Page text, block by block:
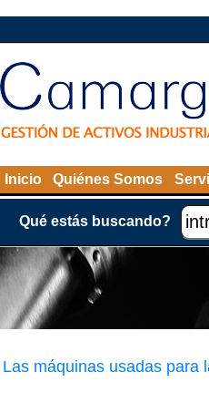
Inicio Quiénes Somos
Qué estás buscando?
Las máquinas usadas para